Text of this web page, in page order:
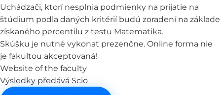
Uchádzači, ktorí nesplnia podmienky na prijatie na
štúdium podľa daných kritérií budú zoradení na základe
získaného percentilu z testu Matematika.
Skúšku je nutné vykonať prezenčne. Online forma nie
je fakultou akceptovaná!
Website of the faculty
Výsledky předává Scio